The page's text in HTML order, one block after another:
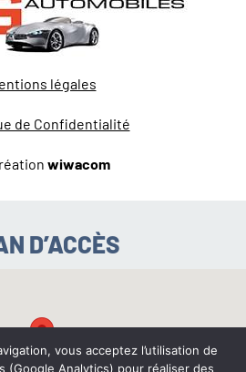
légales
de Confidentialité
wiwacom
D’ACCÈS
vous acceptez l’utilisation de
(Google Analytics) pour réaliser des